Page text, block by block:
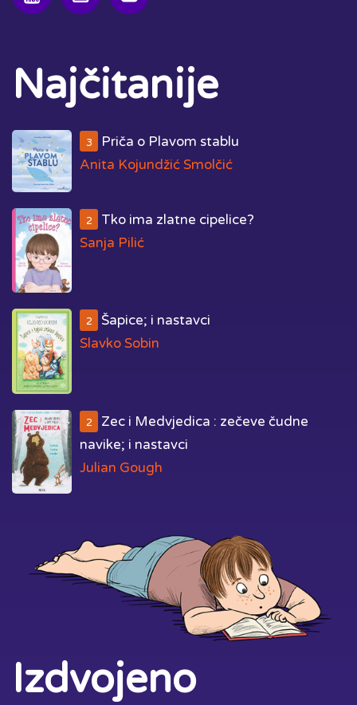
Najčitanije
3
Priča o Plavom stablu
Anita Kojundžić Smolčić
2
Tko ima zlatne cipelice?
Sanja Pilić
2
Šapice; i nastavci
Slavko Sobin
2
Zec i Medvjedica : zečeve čudne
navike; i nastavci
Julian Gough
Izdvojeno